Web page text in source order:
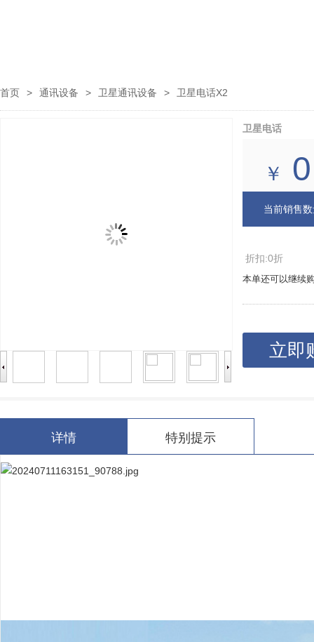
首页 > 通讯设备 > 卫星通讯设备 > 卫星电话X2
卫星电话
￥
当前销售
折扣:0折
本单还可以继续
立即
详情 特别提示